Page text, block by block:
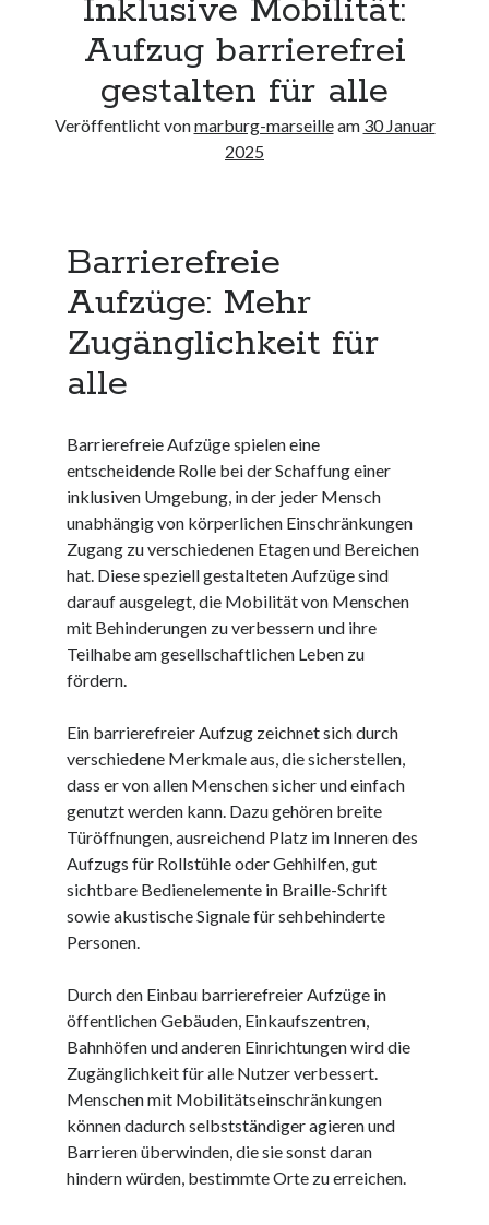
Neueste Kommentare
Keine Kommentare vorhanden.
Archiv
April 2026
März 2026
Februar 2026
Januar 2026
Dezember 2025
November 2025
April 2025
Juni 2024
Kategorien
barrierefreie website
din 18040
Inklusive Mobilität:
Aufzug barrierefrei
gestalten für alle
Veröffentlicht vonmarburg-marseilleam 30 Januar
2025
Barrierefreie
Aufzüge: Mehr
Zugänglichkeit für
alle
Barrierefreie Aufzüge spielen eine
entscheidende Rolle bei der Schaffung einer
inklusiven Umgebung, in der jeder Mensch
unabhängig von körperlichen Einschränkungen
Zugang zu verschiedenen Etagen und Bereichen
hat. Diese speziell gestalteten Aufzüge sind
darauf ausgelegt, die Mobilität von Menschen
mit Behinderungen zu verbessern und ihre
Teilhabe am gesellschaftlichen Leben zu
fördern.
Ein barrierefreier Aufzug zeichnet sich durch
verschiedene Merkmale aus, die sicherstellen,
dass er von allen Menschen sicher und einfach
genutzt werden kann. Dazu gehören breite
Türöffnungen, ausreichend Platz im Inneren des
Aufzugs für Rollstühle oder Gehhilfen, gut
sichtbare Bedienelemente in Braille-Schrift
sowie akustische Signale für sehbehinderte
Personen.
Durch den Einbau barrierefreier Aufzüge in
öffentlichen Gebäuden, Einkaufszentren,
Bahnhöfen und anderen Einrichtungen wird die
Zugänglichkeit für alle Nutzer verbessert.
Menschen mit Mobilitätseinschränkungen
können dadurch selbstständiger agieren und
Barrieren überwinden, die sie sonst daran
hindern würden, bestimmte Orte zu erreichen.